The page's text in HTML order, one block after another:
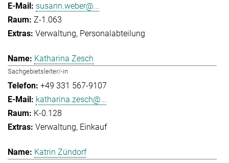
susann.weber@...
Z-1.063
Verwaltung Personalabteilung
Katharina Zesch
Sachgebietsleiter/-in
+49 331 567-9107
katharina.zesch@...
K-0.128
Verwaltung Einkauf
Katrin Zündorf